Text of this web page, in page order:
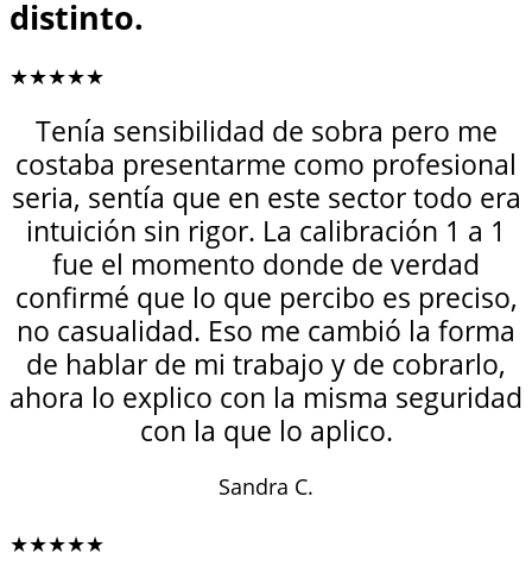
distinto.
★★★★★
Tenía sensibilidad de sobra pero me
costaba presentarme como profesional
seria, sentía que en este sector todo era
intuición sin rigor. La calibración 1 a 1
fue el momento donde de verdad
confirmé que lo que percibo es preciso,
no casualidad. Eso me cambió la forma
de hablar de mi trabajo y de cobrarlo,
ahora lo explico con la misma seguridad
con la que lo aplico.
Sandra C.
★★★★★